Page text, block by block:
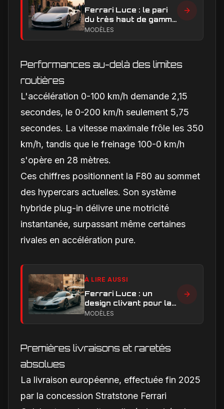
Ferrari Luce : le pari
du très haut de gamme
peut-il réussir ?
MODÈLES
Performances au-delà des limites
routières
L'accélération 0-100 km/h demande 2,15
secondes, le 0-200 km/h seulement 5,75
secondes. La vitesse maximale frôle les 350
km/h, tandis que le freinage 100-0 km/h
s'opère en 28 mètres.
Ces chiffres positionnent la F80 au sommet
des hypercars actuelles. Son système
hybride plug-in délivre une motricité
instantanée, surpassant même certaines
rivales en accélération pure.
À LIRE AUSSI
Ferrari Luce : un
design clivant pour la
première Ferrari
MODÈLES
Premières livraisons et raretés
absolues
La livraison européenne, effectuée fin 2025
par la concession Stratstone Ferrari